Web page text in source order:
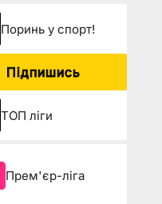
Поринь у спорт!
Підпишись
ТОП ліги
Прем'єр-ліга